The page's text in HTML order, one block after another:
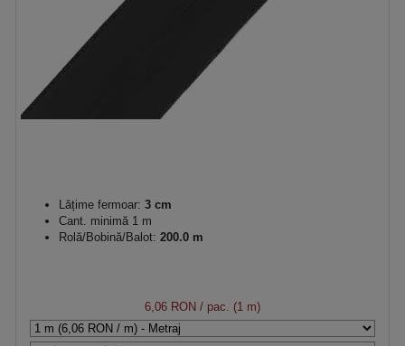
Lățime fermoar: 3 cm
Cant. minimă 1 m
Rolă/Bobină/Balot: 200.0 m
6,06 RON / pac. (1 m)